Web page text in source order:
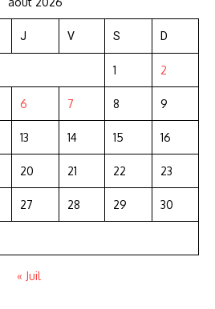
J V S D
1 2
6 7 8 9
13 14 15 16
20 21 22 23
27 28 29 30
« Juil